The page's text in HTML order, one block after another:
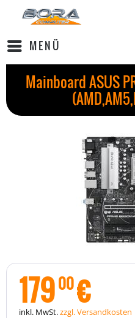
MENÜ
Mainboard ASUS
17900€
inkl. MwSt.zzgl. Versandkosten